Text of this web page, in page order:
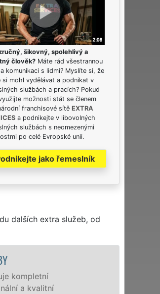
šikovný, spolehlivý a
člověk? Máte rád všestrannou
komunikaci s lidmi? Myslíte si, že
si mohl vydělávat a podnikat v
službách a pracích? Pokud
možnosti stát se členem
franchisové sítě EXTRA
a podnikejte v libovolných
službách s neomezenými
po celé Evropské unii.
jako řemeslník
dalších extra služeb, od